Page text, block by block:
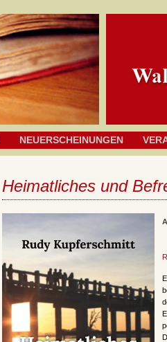
NEUERSCHEINUNGEN
Heimatliches und